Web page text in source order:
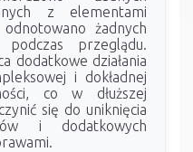
z elementami
żadnych
przeglądu.
dodatkowe działania
i dokładnej
co w dłuższej
się do uniknięcia
i dodatkowych